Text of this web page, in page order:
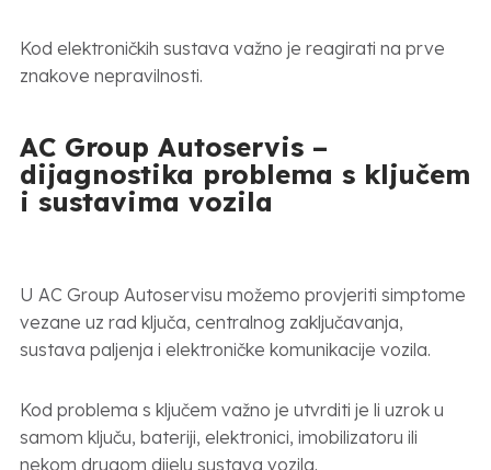
Kod elektroničkih sustava važno je reagirati na prve
znakove nepravilnosti.
AC Group Autoservis –
dijagnostika problema s ključem
i sustavima vozila
U AC Group Autoservisu možemo provjeriti simptome
vezane uz rad ključa, centralnog zaključavanja,
sustava paljenja i elektroničke komunikacije vozila.
Kod problema s ključem važno je utvrditi je li uzrok u
samom ključu, bateriji, elektronici, imobilizatoru ili
nekom drugom dijelu sustava vozila.